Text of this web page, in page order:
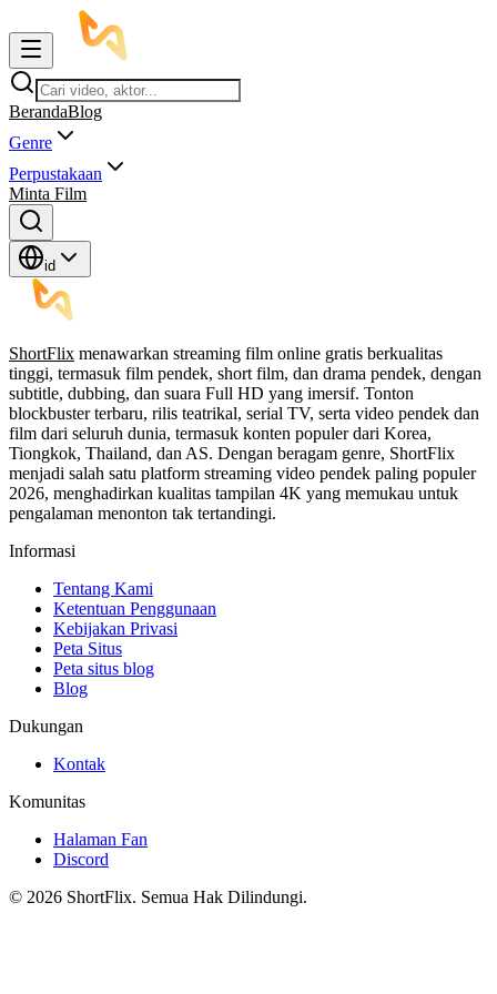
BerandaBlog
Genre
Perpustakaan
Minta Film
id
ShortFlix menawarkan streaming film online gratis berkualitas
tinggi, termasuk film pendek, short film, dan drama pendek, dengan
subtitle, dubbing, dan suara Full HD yang imersif. Tonton
blockbuster terbaru, rilis teatrikal, serial TV, serta video pendek dan
film dari seluruh dunia, termasuk konten populer dari Korea,
Tiongkok, Thailand, dan AS. Dengan beragam genre, ShortFlix
menjadi salah satu platform streaming video pendek paling populer
2026, menghadirkan kualitas tampilan 4K yang memukau untuk
pengalaman menonton tak tertandingi.
Informasi
Tentang Kami
Ketentuan Penggunaan
Kebijakan Privasi
Peta Situs
Peta situs blog
Blog
Dukungan
Kontak
Komunitas
Halaman Fan
Discord
© 2026 ShortFlix. Semua Hak Dilindungi.